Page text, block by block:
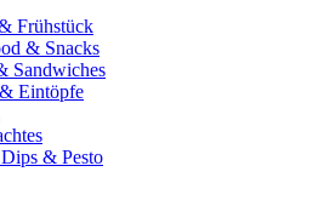
Frühstück
& Snacks
Sandwiches
Eintöpfe
& Pesto